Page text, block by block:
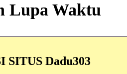
Lupa Waktu
SITUS Dadu303